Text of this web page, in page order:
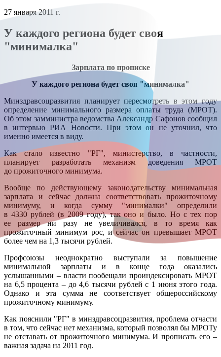
27 января 2011 г.
У каждого региона будет своя
"минималка"
Зарплата по прописке
У каждого региона будет своя "минималка"
Минздравсоцразвития планирует пересмотреть в этом году
определение минимального размера оплаты труда (МРОТ).
Об этом замминистра ведомства Александр Сафонов сообщил
в интервью РИА Новости. При этом он не уточнил, что
именно имеется в виду.
Как стало известно "РГ", министерство, в частности,
планирует разработать механизм доведения МРОТ
до прожиточного минимума.
Вообще по действующему законодательству минимальная
зарплата и сейчас должна соответствовать прожиточному
минимуму, и когда сумму "минималки" определили
в 4330 рублей (в 2009 году), так оно и было. Но с тех пор
ее размер ни разу не увеличивался, в то время как
прожиточный минимум рос, и сейчас он превышает МРОТ
более чем на 1,3 тысячи рублей.
Профсоюзы неоднократно выступали за повышение
минимальной зарплаты и в конце года оказались
услышанными – власти пообещали проиндексировать МРОТ
на 6,5 процента – до 4,6 тысячи рублей с 1 июня этого года.
Однако и эта сумма не соответствует общероссийскому
прожиточному минимуму.
Как пояснили "РГ" в минздравсоцразвития, проблема отчасти
в том, что сейчас нет механизма, который позволял бы МРОТу
не отставать от прожиточного минимума. И прописать его –
важная задача на 2011 год.